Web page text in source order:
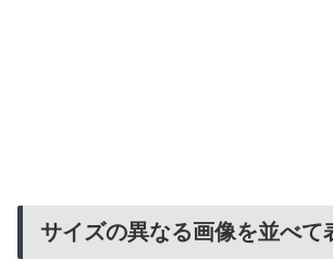
サイズの異なる画像を並べて